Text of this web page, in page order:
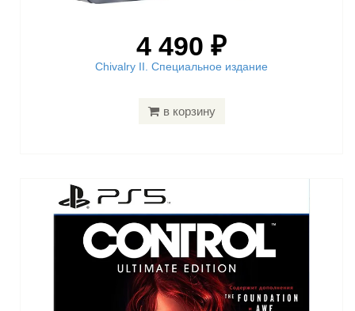
4 490 ₽
Chivalry II. Специальное издание
в корзину